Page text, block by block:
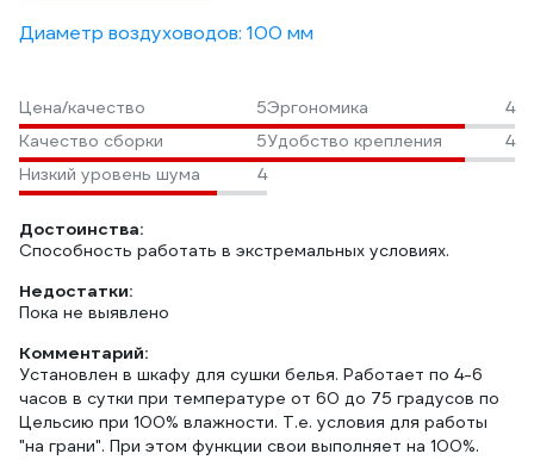
Диаметр воздуховодов: 100 мм
Цена/качество 5Эргономика
4
Качество сборки
5Удобство крепления
4
Низкий уровень шума
4
Достоинства:
Способность работать в экстремальных условиях.
Недостатки:
Пока не выявлено
Комментарий:
Установлен в шкафу для сушки белья. Работает по 4-6
часов в сутки при температуре от 60 до 75 градусов по
Цельсию при 100% влажности. Т.е. условия для работы
"на грани". При этом функции свои выполняет на 100%.